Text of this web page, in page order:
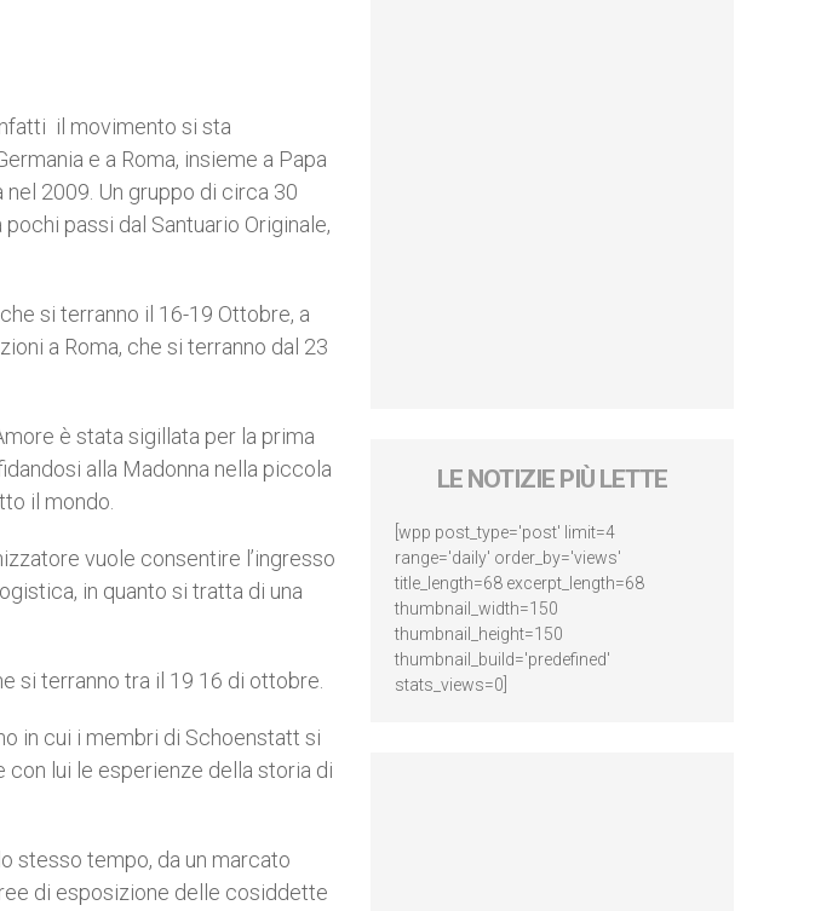
il movimento si sta
e a Roma, insieme a Papa
2009. Un gruppo di circa 30
passi dal Santuario Originale,
si terranno il 16-19 Ottobre, a
a Roma, che si terranno dal 23
è stata sigillata per la prima
alla Madonna nella piccola
il mondo.
vuole consentire l’ingresso
in quanto si tratta di una
si terranno tra il 19 16 di ottobre.
in cui i membri di Schoenstatt si
con lui le esperienze della storia di
stesso tempo, da un marcato
di esposizione delle cosiddette
LE NOTIZIE PIÙ LETTE
[wpp post_type='post' limit=4
range='daily' order_by='views'
title_length=68 excerpt_length=68
thumbnail_width=150
thumbnail_height=150
thumbnail_build='predefined'
stats_views=0]